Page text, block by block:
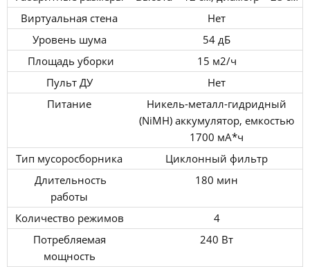
Виртуальная стена
Нет
Уровень шума
54 дБ
Площадь уборки
15 м2/ч
Пульт ДУ
Нет
Питание
Никель-металл-гидридный
(NiMH) аккумулятор, емкостью
1700 мА*ч
Тип мусоросборника
Циклонный фильтр
Длительность
работы
180 мин
Количество режимов
4
Потребляемая
мощность
240 Вт